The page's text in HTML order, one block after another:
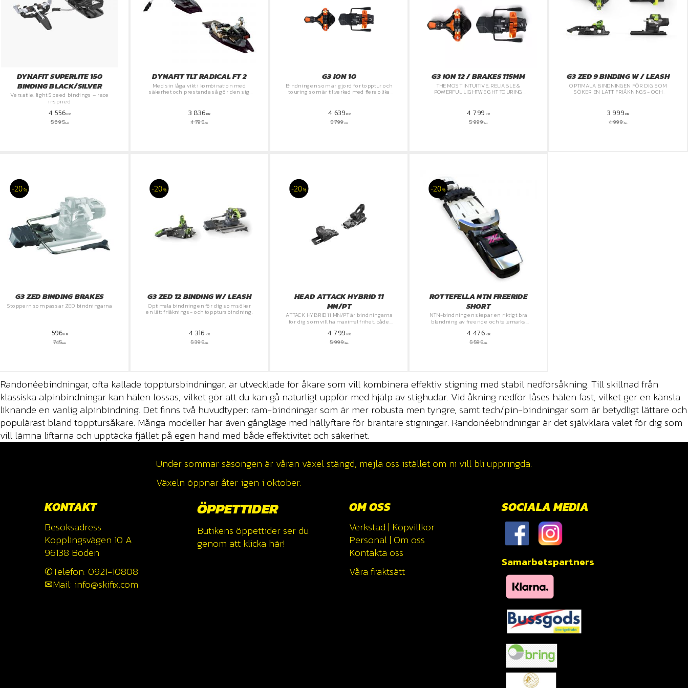
DYNAFIT SUPERLITE 150
BINDING BLACK/SILVER
Versatile, light Speed bindings – race
inspired
4 556KR
5 695KR
DYNAFIT TLT RADICAL FT 2
​Med sin låga vikt i kombination med
säkerhet och prestanda så gör den sig
3 836KR
4 795KR
G3 ION 10
Bindningen som är gjord för topptur och
touring som är tillverkad med flera olika
4 639KR
5 799KR
G3 ION 12 / BRAKES 115MM
THE MOST INTUITIVE, RELIABLE &
POWERFUL LIGHTWEIGHT TOURING
4 799 KR
5 999KR
G3 ZED 9 BINDING W / LEASH
OPTIMALA BINDNINGEN FÖR DIG SOM
SÖKER EN LÄTT FRIÅKNINGS- OCH
3 999KR
4 999KR
G3 ZED BINDING BRAKES
Stoppern som passar ZED bindningarna
596KR
745KR
20 %
G3 ZED 12 BINDING W/ LEASH
Optimala bindningen för dig som söker
en lätt friåknings- och topptursbindning.
4 316 KR
5 395KR
20 %
HEAD ATTACK HYBRID 11
MN/PT
ATTACK HYBRID 11 MN/PT är bindningarna
för dig som vill ha maximal frihet, både
4 799 KR
5 999KR
20%
ROTTEFELLA NTN FREERIDE
SHORT
NTN-bindningen skapar en riktigt bra
blandning av freeride och telemarks
4 476KR
5 595KR
20 %
Randonéebindningar, ofta kallade topptursbindningar, är utvecklade för åkare som vill kombinera effektiv stigning med stabil nedförsåkning. Till skillnad från
klassiska alpinbindningar kan hälen lossas, vilket gör att du kan gå naturligt uppför med hjälp av stighudar. Vid åkning nedför låses hälen fast, vilket ger en känsla
liknande en vanlig alpinbindning. Det finns två huvudtyper: ram-bindningar som är mer robusta men tyngre, samt tech/pin-bindningar som är betydligt lättare och
populärast bland topptursåkare. Många modeller har även gångläge med hällyftare för brantare stigningar. Randonéebindningar är det självklara valet för dig som
vill lämna liftarna och upptäcka fjället på egen hand med både effektivitet och säkerhet.
Under sommar säsongen är våran växel stängd, mejla oss istället om ni vill bli uppringda.
Växeln öppnar åter igen i oktober.
KONTAKT
Besöksadress
Kopplingsvägen 10 A
96138 Boden
✆Telefon: 0921-10808
✉Mail: info@skifix.com
ÖPPETTIDER
Butikens öppettider ser du
genom att klicka här!
OM OSS
Verkstad | Köpvillkor
Personal| Om oss
Kontakta oss
Våra fraktsätt
SOCIALA MEDIA
Samarbetspartners